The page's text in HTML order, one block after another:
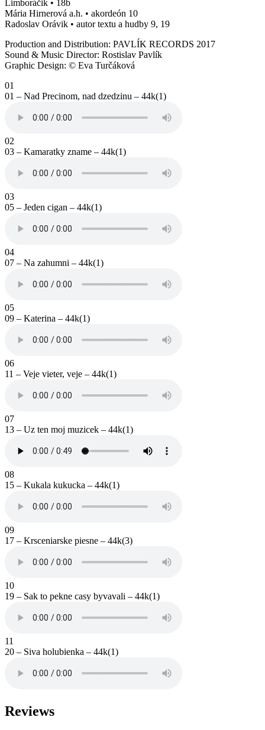
Limboráčik • 18b
Mária Hirnerová a.h. • akordeón 10
Radoslav Orávik • autor textu a hudby 9, 19
Production and Distribution: PAVLÍK RECORDS 2017
Sound & Music Director: Rostislav Pavlík
Graphic Design: © Eva Turčáková
01
01 – Nad Precinom, nad dzedzinu – 44k(1)
02
03 – Kamaratky zname – 44k(1)
03
05 – Jeden cigan – 44k(1)
04
07 – Na zahumni – 44k(1)
05
09 – Katerina – 44k(1)
06
11 – Veje vieter, veje – 44k(1)
07
13 – Uz ten moj muzicek – 44k(1)
08
15 – Kukala kukucka – 44k(1)
09
17 – Krsceniarske piesne – 44k(3)
10
19 – Sak to pekne casy byvavali – 44k(1)
11
20 – Siva holubienka – 44k(1)
Reviews